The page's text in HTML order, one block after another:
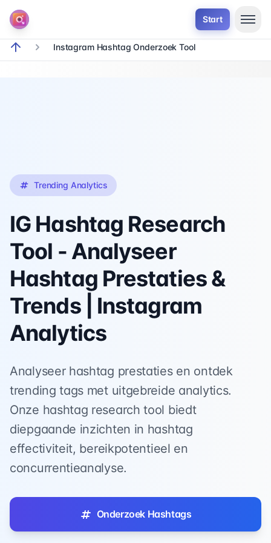
Start
breadcrumb.home
Instagram Hashtag Onderzoek Tool
Trending Analytics
IG Hashtag Research
Tool - Analyseer
Hashtag Prestaties &
Trends | Instagram
Analytics
Analyseer hashtag prestaties en ontdek
trending tags met uitgebreide analytics.
Onze hashtag research tool biedt
diepgaande inzichten in hashtag
effectiviteit, bereikpotentieel en
concurrentieanalyse.
Onderzoek Hashtags